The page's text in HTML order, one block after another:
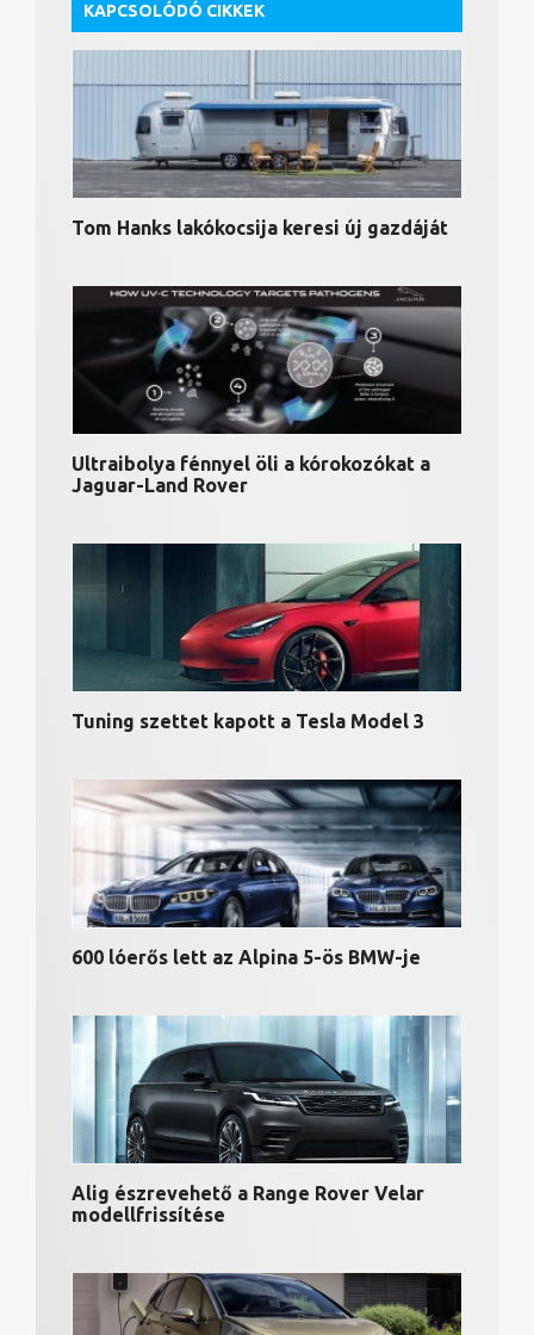
KAPCSOLÓDÓ CIKKEK
Tom Hanks lakókocsija keresi új gazdáját
Ultraibolya fénnyel öli a kórokozókat a
Jaguar-Land Rover
Tuning szettet kapott a Tesla Model 3
600 lóerős lett az Alpina 5-ös BMW-je
Alig észrevehető a Range Rover Velar
modellfrissítése